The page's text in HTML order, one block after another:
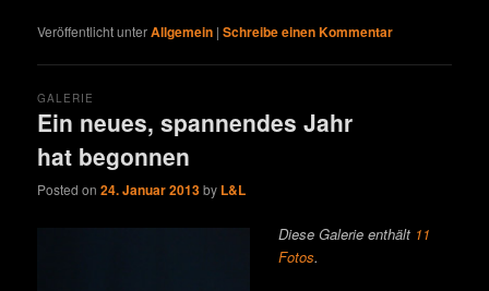
Veröffentlicht unterAllgemein |Schreibe einen Kommentar
Ein neues, spannendes Jahr
hat begonnen
GALERIE
Posted on24. Januar 2013by L&L
Diese Galerie enthält 11
Fotos.